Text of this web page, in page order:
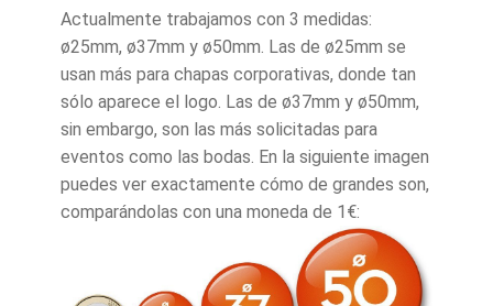
Actualmente trabajamos con 3 medidas:
ø25mm, ø37mm y ø50mm. Las de ø25mm se
usan más para chapas corporativas, donde tan
sólo aparece el logo. Las de ø37mm y ø50mm,
sin embargo, son las más solicitadas para
eventos como las bodas. En la siguiente imagen
puedes ver exactamente cómo de grandes son,
comparándolas con una moneda de 1€: